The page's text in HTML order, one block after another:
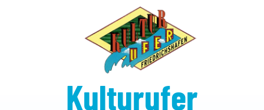
Kulturufer